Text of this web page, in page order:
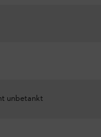
unbetankt